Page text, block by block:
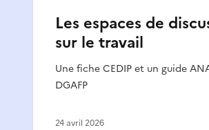
Les espaces de
sur le travail
Une fiche CEDIP et un guide
DGAFP
24 avril 2026